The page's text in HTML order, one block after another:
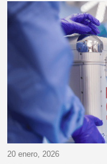
20 enero, 2026